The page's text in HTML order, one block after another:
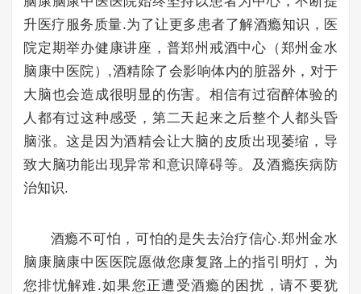
升医疗服务质量.为了让更多患者了解酒瘾知识，医
院定期举办健康讲座，普郑州戒酒中心（郑州金水
脑康中医院）,酒精除了会影响体内的脏器外，对于
大脑也会造成很明显的伤害。相信有过宿醉体验的
人都有过这种感受，第二天起来之后整个人都头昏
脑涨。这是因为酒精会让大脑的皮质出现萎缩，导
致大脑功能出现异常和意识障碍等。及酒瘾疾病防
治知识.
酒瘾不可怕，可怕的是失去治疗信心.郑州金水
脑康脑康中医医院愿做您康复路上的指引明灯，为
您排忧解难.如果您正遭受酒瘾的困扰，请不要犹